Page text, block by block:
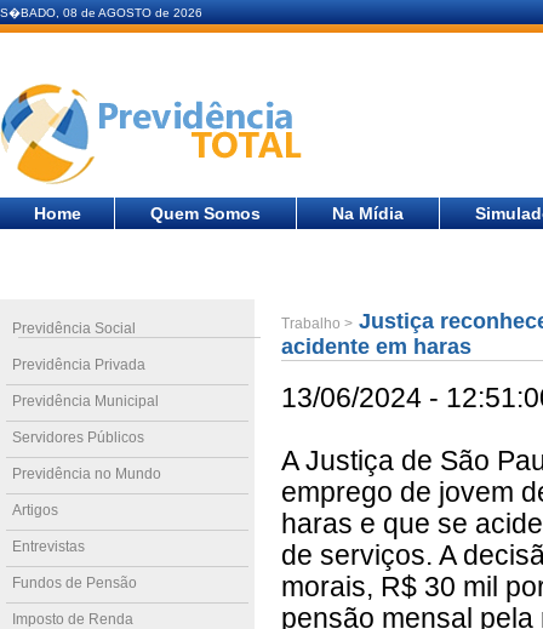
S�BADO, 08 de AGOSTO de 2026
Home Quem Somos Na Mídia
Previdência Social
Previdência Privada
Previdência Municipal
Servidores Públicos
Previdência no Mundo
Artigos
Entrevistas
Fundos de Pensão
Imposto de Renda
Trabalho > Justiça
acidente em haras
13/06/2024 -
A Justiça de São
emprego de jovem
haras e que se
de serviços. A
morais, R$ 30 mil
pensão mensal